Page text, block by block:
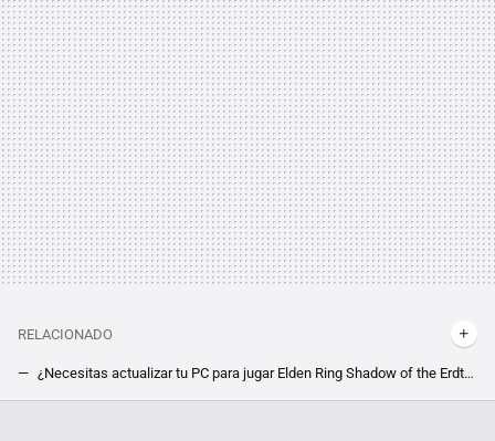
RELACIONADO
¿Necesitas actualizar tu PC para jugar Elden Ring Shadow of the Erdtree? Estos son sus requisitos de sistema